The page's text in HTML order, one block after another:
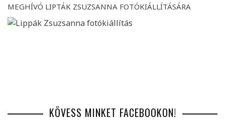
MEGHÍVÓ LIPTÁK ZSUZSANNA FOTÓKIÁLLÍTÁSÁRA
KÖVESS MINKET FACEBOOKON!